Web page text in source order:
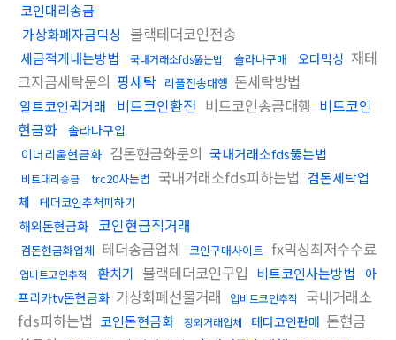
코인대리송금
가상화폐자금믹싱
블랙테더코인전송
세금적게내는방법 국내거래소fds뚫는법 솔라나구매 오다믹싱 재테
크자금세탁문의 핑세탁 리플전송대행 돈세탁방법
알트코인퀵거래 비트코인환전 비트코인송금대행 비트코인
현금화 솔라나구입
이더리움현금화 검돈현금화문의 국내거래소fds뚫는법
비트대리송금 trc20사는법 국내거래소fds피하는법 검돈세탁업
체
테더코인추척피하기
해외돈현금화 코인현금직거래
검돈현금화업체 테더송금업체 코인구매사이트 fx믹싱최저수수료
업비트코인추적 환치기 블랙테더코인구입 비트코인사는방법
아
프리카tv돈현금화 가상화폐선물거래 업비트코인추적
국내거래소
fds피하는법 코인돈현금화 장외거래업체 테더코인판매 돈현금